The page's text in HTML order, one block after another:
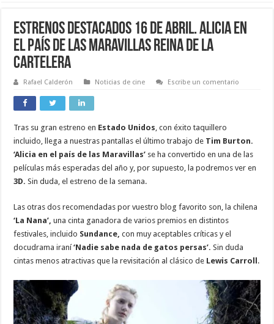
Estrenos destacados 16 de abril. Alicia en
el País de las Maravillas reina de la
cartelera
Rafael Calderón Noticias de cine Escribe un comentario
Tras su gran estreno en Estado Unidos, con éxito taquillero
incluido, llega a nuestras pantallas el último trabajo de Tim Burton.
‘Alicia en el país de las Maravillas’ se ha convertido en una de las
películas más esperadas del año y, por supuesto, la podremos ver en
3D. Sin duda, el estreno de la semana.
Las otras dos recomendadas por vuestro blog favorito son, la chilena
‘La Nana’, una cinta ganadora de varios premios en distintos
festivales, incluido Sundance, con muy aceptables críticas y el
docudrama iraní‘Nadie sabe nada de gatos persas’. Sin duda
cintas menos atractivas que la revisitación al clásico de Lewis Carroll .